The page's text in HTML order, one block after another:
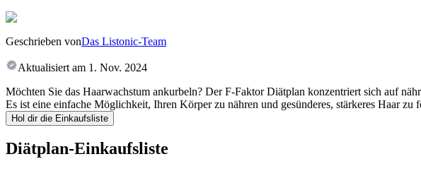
Geschrieben vonDas Listonic-Team
Aktualisiert am 1. Nov. 2024
Möchten Sie das Haarwachstum ankurbeln? Der F-Faktor Diätplan konzentriert sich auf
Es ist eine einfache Möglichkeit, Ihren Körper zu nähren und gesünderes, stärkeres Haar zu
Hol dir die Einkaufsliste
Diätplan-Einkaufsliste